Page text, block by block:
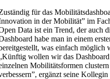
für das
in der Mobilität” im
Data ist ein Trend, der auch
habe man in einem
was einfach möglich
wollen wir das
Mobilitätsformen
ergänzt seine